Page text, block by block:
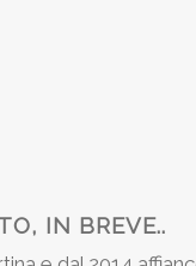
IN BREVE..